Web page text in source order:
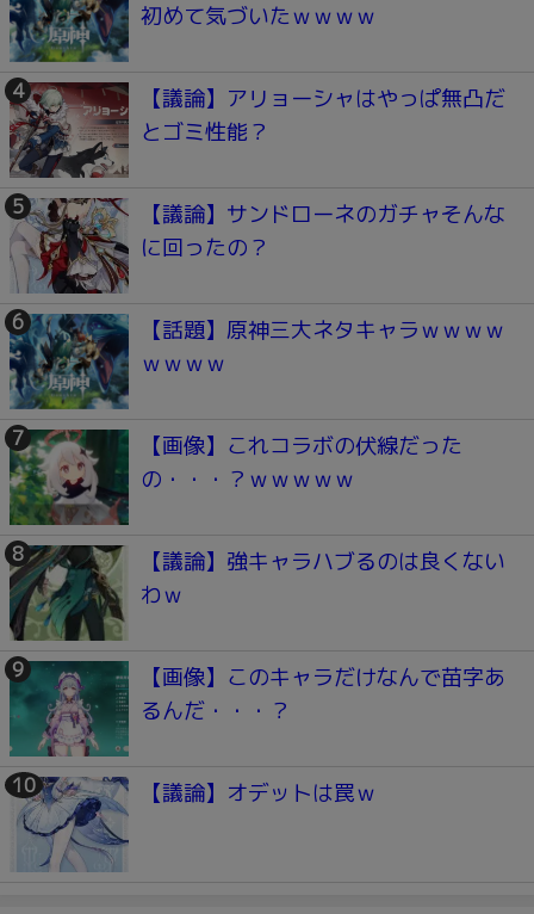
初めて気づいたｗｗｗｗ
【議論】アリョーシャはやっぱ無凸だ
とゴミ性能？
【議論】サンドローネのガチャそんな
に回ったの？
【話題】原神三大ネタキャラｗｗｗｗ
ｗｗｗｗ
【画像】これコラボの伏線だった
の・・・？ｗｗｗｗｗ
【議論】強キャラハブるのは良くない
わｗ
【画像】このキャラだけなんで苗字あ
るんだ・・・？
【議論】オデットは罠ｗ